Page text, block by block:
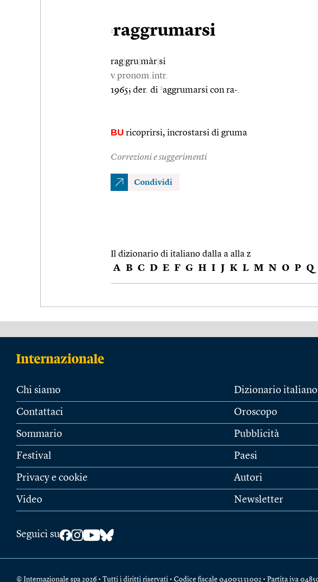
2raggrumarsi
rag gru màr si
v.pronom.intr.
1965; der. di 2aggrumarsi con ra-.
BU ricoprirsi, incrostarsi di gruma
Correzioni e suggerimenti
Condividi
Il dizionario di italiano dalla a alla z
A B C D E F G H I J K L M N O P Q
Chi siamo
Contattaci
Sommario
Festival
Privacy e cookie
Video
Dizionario italiano
Oroscopo
Pubblicità
Paesi
Autori
Newsletter
Seguici su
© Internazionale spa 2026 • Tutti i diritti riservati • Codice fiscale 04003131002 • Partita iva